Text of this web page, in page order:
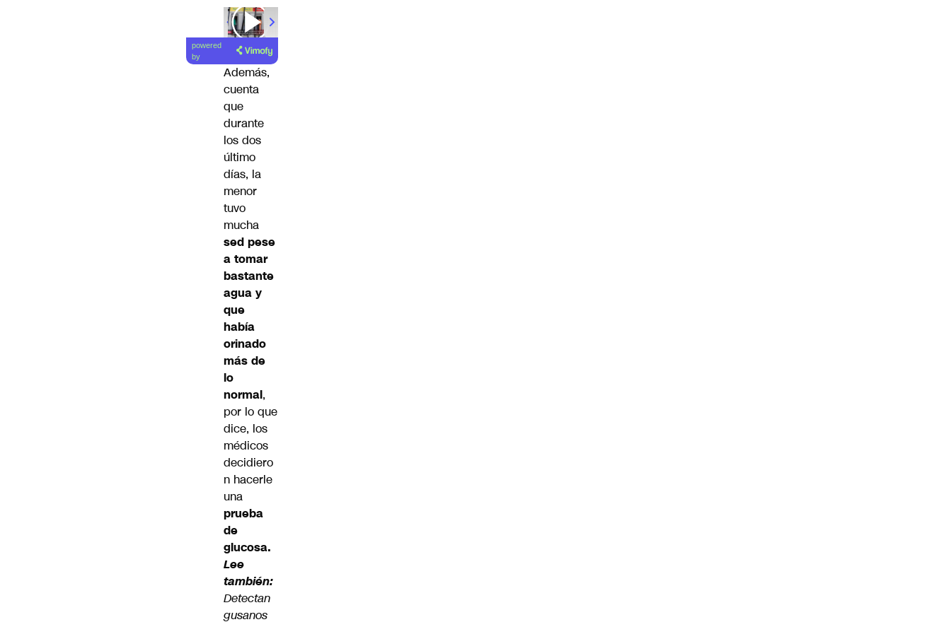
powered
by
Además,
cuenta
que
durante
los dos
último
días, la
menor
tuvo
mucha
sed pese
a tomar
bastante
agua y
que
había
orinado
más de
lo
normal,
por lo que
dice, los
médicos
decidiero
n hacerle
una
prueba
de
glucosa.
Lee
también:
Detectan
gusanos